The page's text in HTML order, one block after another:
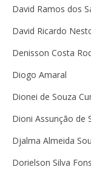
David Ramos dos
David Ricardo
Denisson Costa
Diogo Amaral
Dionei de Souza
Dioni Assunção de
Djalma Almeida
Dorielson Silva